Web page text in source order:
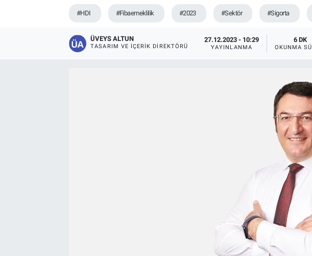
#HDI #Fibaemeklilik #2023 #Sektör #Sigorta
ÜVEYS ALTUN
TASARIM VE İÇERIK DIREKTÖRÜ
27.12.2023 - 10:29
YAYINLANMA
6 DK
OKUNMA